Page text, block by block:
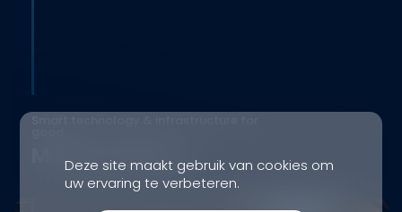
Multitechnieken
Deze site maakt gebruik van cookies om
uw ervaring te verbeteren.